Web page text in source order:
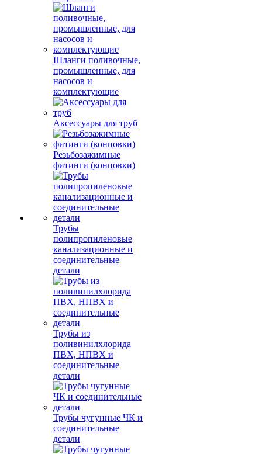
Шланги поливочные,
промышленные, для
насосов и
комплектующие
Аксессуары для труб
Резьбозажимные
фитинги (концовки)
Трубы
полипропиленовые
канализационные и
соединительные
детали
Трубы из
поливинилхлорида
ПВХ, НПВХ и
соединительные
детали
Трубы чугунные ЧК и
соединительные
детали